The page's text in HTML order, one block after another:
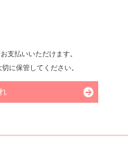
支払いいただけます。
に保管してください。